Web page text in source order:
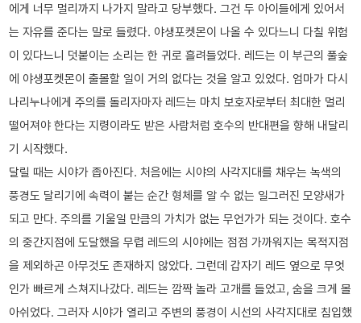
에게 너무 멀리까지 나가지 말라고 당부했다. 그건 두 아이들에게 있어서
는 자유를 준다는 말로 들렸다. 야생포켓몬이 나올 수 있다느니 다칠 위험
이 있다느니 덧붙이는 소리는 한 귀로 흘려들었다. 레드는 이 부근의 풀숲
에 야생포켓몬이 출몰할 일이 거의 없다는 것을 알고 있었다. 엄마가 다시
나리누나에게 주의를 돌리자마자 레드는 마치 보호자로부터 최대한 멀리
떨어져야 한다는 지령이라도 받은 사람처럼 호수의 반대편을 향해 내달리
기 시작했다.
달릴 때는 시야가 좁아진다. 처음에는 시야의 사각지대를 채우는 녹색의
풍경도 달리기에 속력이 붙는 순간 형체를 알 수 없는 일그러진 모양새가
되고 만다. 주의를 기울일 만큼의 가치가 없는 무언가가 되는 것이다. 호수
의 중간지점에 도달했을 무렵 레드의 시야에는 점점 가까워지는 목적지점
을 제외하곤 아무것도 존재하지 않았다. 그런데 갑자기 레드 옆으로 무엇
인가 빠르게 스쳐지나갔다. 레드는 깜짝 놀라 고개를 들었고, 숨을 크게 몰
아쉬었다. 그러자 시야가 열리고 주변의 풍경이 시선의 사각지대로 침입했